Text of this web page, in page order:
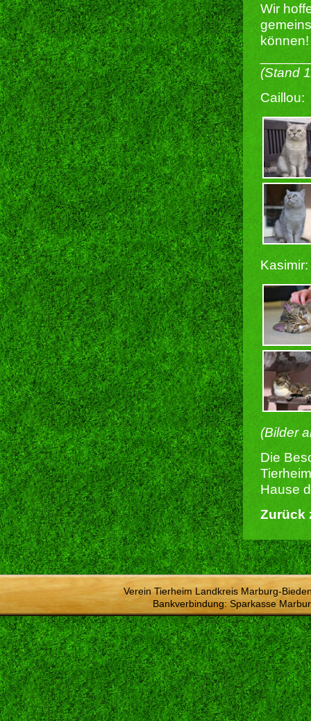
Wir
können!
(Stand
Caillou:
Kasimir:
(Bilder
Die
Hause
Zurück
Verein Tierheim Landkreis Marburg-
Bankverbindung: Sparkasse